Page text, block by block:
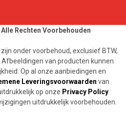
Rechten Voorbehouden
onder voorbehoud, exclusief BTW,
van producten kunnen
Op al onze aanbiedingen en
Leveringsvoorwaarden van
op onze Privacy Policy
uitdrukkelijk voorbehouden.